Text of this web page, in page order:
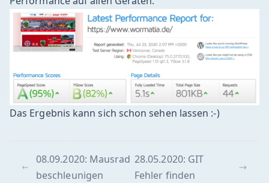
Das Ergebnis kann sich schon sehen lassen :-)
08.09.2020: Mausrad
beschleunigen
28.05.2020: GIT
Fehler finden